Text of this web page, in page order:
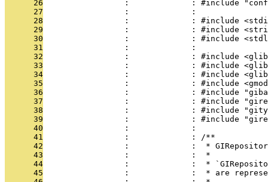
      26
:             : #include
      27
                 :             :
      28
:             : #include
      29
:             : #include
      30
:             : #include
      31
                 :             :
      32
:             : #include
      33
:             : #include
      34
:             : #include
      35
:             : #include
      36
:             : #include
      37
:             : #include
      38
:             : #include
      39
:             : #include
      40
                 :             :
      41
                 :             : /**
      42
:             :  *
      43
                 :             :  *
      44
:             :  *
      45
:             :  * are